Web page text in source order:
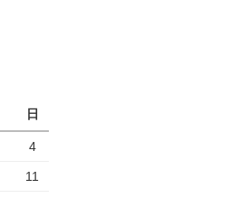
日
4
11